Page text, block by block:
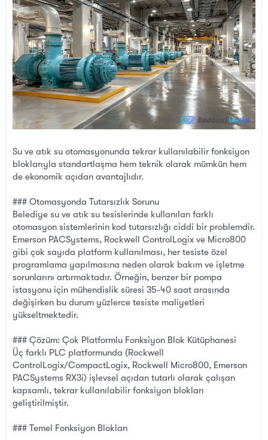
t
a
n
r
i
h
i
Su ve atık su otomasyonunda tekrar kullanılabilir fonksiyon
bloklarıyla standartlaşma hem teknik olarak mümkün hem
de ekonomik açıdan avantajlıdır.
### Otomasyonda Tutarsızlık Sorunu
Belediye su ve atık su tesislerinde kullanılan farklı
otomasyon sistemlerinin kod tutarsızlığı ciddi bir problemdir.
Emerson PACSystems, Rockwell ControlLogix ve Micro800
gibi çok sayıda platform kullanılması, her tesiste özel
programlama yapılmasına neden olarak bakım ve işletme
sorunlarını artırmaktadır. Örneğin, benzer bir pompa
istasyonu için mühendislik süresi 35-40 saat arasında
değişirken bu durum yüzlerce tesiste maliyetleri
yükseltmektedir.
### Çözüm: Çok Platformlu Fonksiyon Blok Kütüphanesi
Üç farklı PLC platformunda (Rockwell
ControlLogix/CompactLogix, Rockwell Micro800, Emerson
PACSystems RX3i) işlevsel açıdan tutarlı olarak çalışan
kapsamlı, tekrar kullanılabilir fonksiyon blokları
geliştirilmiştir.
### Temel Fonksiyon Blokları